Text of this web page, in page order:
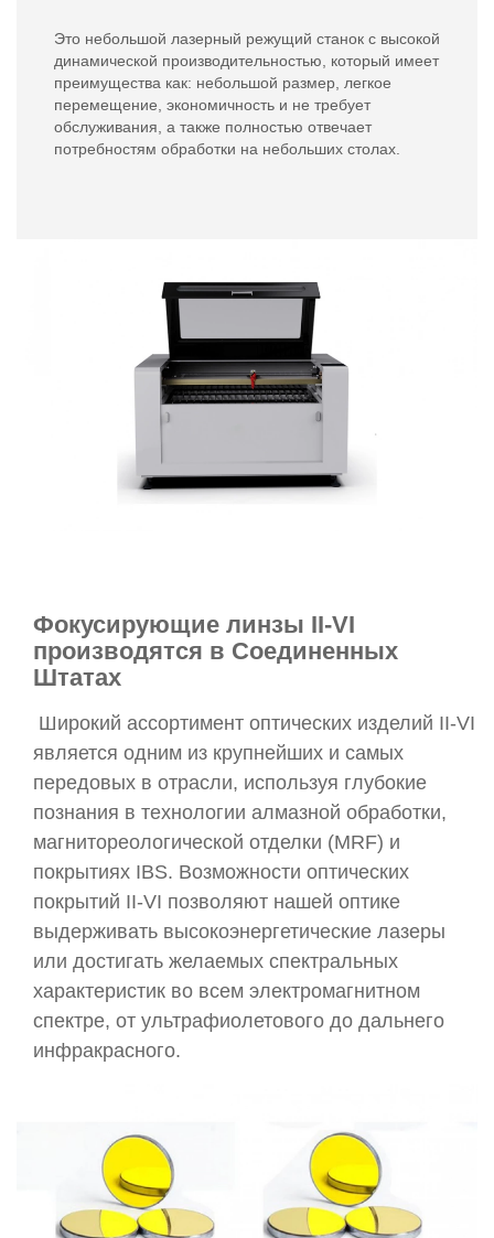
Это небольшой лазерный режущий станок с высокой
динамической производительностью, который имеет
преимущества как: небольшой размер, легкое
перемещение, экономичность и не требует
обслуживания, а также полностью отвечает
потребностям обработки на небольших столах.
Фокусирующие линзы II-VI
производятся в Соединенных
Штатах
Широкий ассортимент оптических изделий II-VI
является одним из крупнейших и самых
передовых в отрасли, используя глубокие
познания в технологии алмазной обработки,
магнитореологической отделки (MRF) и
покрытиях IBS. Возможности оптических
покрытий II-VI позволяют нашей оптике
выдерживать высокоэнергетические лазеры
или достигать желаемых спектральных
характеристик во всем электромагнитном
спектре, от ультрафиолетового до дальнего
инфракрасного.